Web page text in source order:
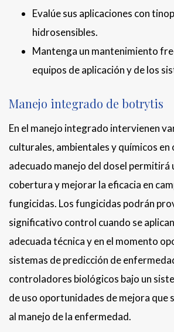
Evalúe sus aplicaciones con
hidrosensibles.
Mantenga un mantenimiento
equipos de aplicación y de los
Manejo integrado de botrytis
En el manejo integrado intervienen
culturales, ambientales y químicos en
adecuado manejo del dosel permitirá
cobertura y mejorar la eficacia en
fungicidas. Los fungicidas podrán
significativo control cuando se
adecuada técnica y en el momento
sistemas de predicción de
controladores biológicos bajo un
de uso oportunidades de mejora que
al manejo de la enfermedad.